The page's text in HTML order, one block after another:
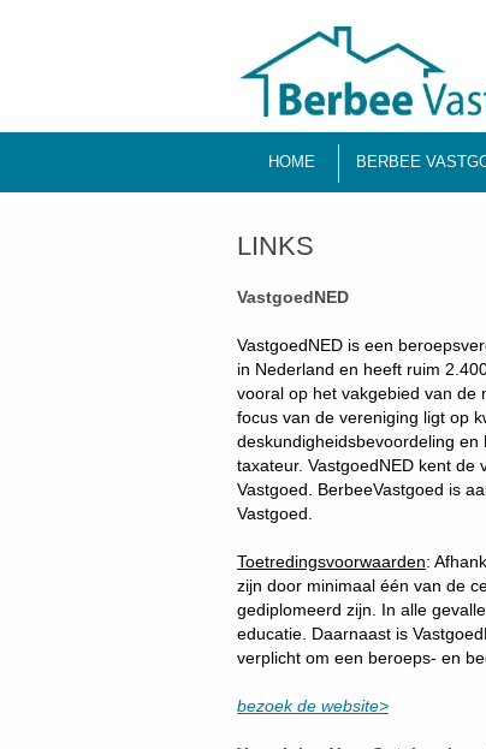
HOME BERBEE
LINKS
VastgoedNED
VastgoedNED is een
in Nederland en heeft ruim
vooral op het vakgebied van de
focus van de vereniging ligt op
deskundigheidsbevoordeling
taxateur. VastgoedNED kent de
Vastgoed. BerbeeVastgoed is
Vastgoed.
Toetredingsvoorwaarden:
zijn door minimaal één van de
gediplomeerd zijn. In alle
educatie. Daarnaast is
verplicht om een beroeps- en
bezoek de website>